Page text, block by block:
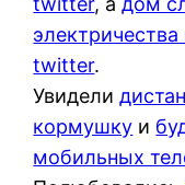
twitter.
Увидели
кормушку и
мобильных